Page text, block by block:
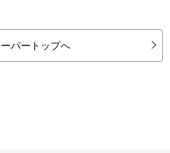
パートップへ